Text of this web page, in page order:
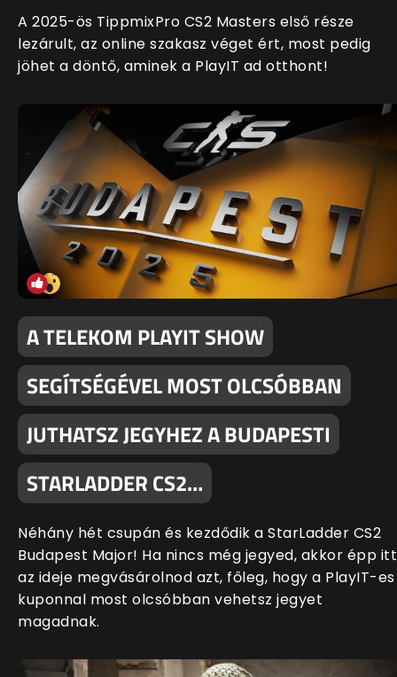
A 2025-ös TippmixPro CS2 Masters első része
lezárult, az online szakasz véget ért, most pedig
jöhet a döntő, aminek a PlayIT ad otthont!
A TELEKOM PLAYIT SHOW
SEGÍTSÉGÉVEL MOST OLCSÓBBAN
JUTHATSZ JEGYHEZ A BUDAPESTI
STARLADDER CS2…
Néhány hét csupán és kezdődik a StarLadder CS2
Budapest Major! Ha nincs még jegyed, akkor épp itt
az ideje megvásárolnod azt, főleg, hogy a PlayIT-es
kuponnal most olcsóbban vehetsz jegyet
magadnak.